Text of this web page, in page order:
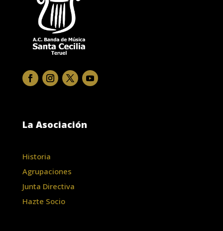
La Asociación
Historia
Agrupaciones
Junta Directiva
Hazte Socio